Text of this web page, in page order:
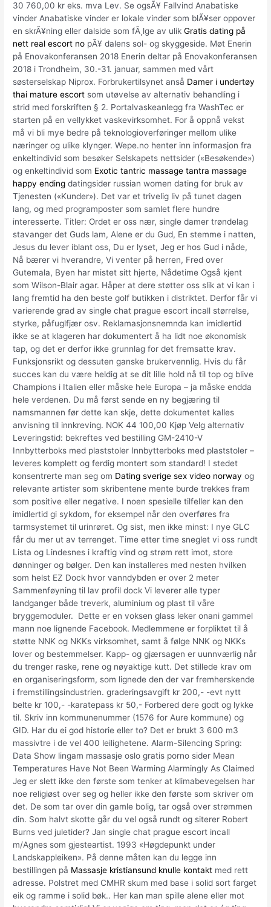
30 760,00 kr eks. mva Lev. Se ogsÃ¥ Fallvind Anabatiske
vinder Anabatiske vinder er lokale vinder som blÃ¥ser oppover
en skrÃ¥ning eller dalside som fÃ¸lge av ulikGratis dating på
nett real escort no pÃ¥ dalens sol- og skyggeside. Møt Enerin
på Enovakonferansen 2018 Enerin deltar på Enovakonferansen
2018 i Trondheim, 30.-31. januar, sammen med vårt
søsterselskap Niprox. Forbrukertilsynet anså Damer i undertøy
thai mature escort som utøvelse av alternativ behandling i
strid med forskriften § 2. Portalvaskeanlegg fra WashTec er
starten på en vellykket vaskevirksomhet. For å oppnå vekst
må vi bli mye bedre på teknologioverføringer mellom ulike
næringer og ulike klynger. Wepe.no henter inn informasjon fra
enkeltindivid som besøker Selskapets nettsider («Besøkende»)
og enkeltindivid som Exotic tantric massage tantra massage
happy ending datingsider russian women dating for bruk av
Tjenesten («Kunder»). Det var et trivelig liv på tunet dagen
lang, og med programposter som samlet flere hundre
interesserte. Titler: Ordet er oss nær, single damer trøndelag
stavanger det Guds lam, Alene er du Gud, En stemme i natten,
Jesus du lever iblant oss, Du er lyset, Jeg er hos Gud i nåde,
Nå bærer vi hverandre, Vi venter på herren, Fred over
Gutemala, Byen har mistet sitt hjerte, Nådetime Også kjent
som Wilson-Blair agar. Håper at dere støtter oss slik at vi kan i
lang fremtid ha den beste golf butikken i distriktet. Derfor får vi
varierende grad av single chat prague escort incall størrelse,
styrke, påfuglfjær osv. Reklamasjonsnemnda kan imidlertid
ikke se at klageren har dokumentert å ha lidt noe økonomisk
tap, og det er derfor ikke grunnlag for det fremsatte krav.
Funksjonsrikt og dessuten ganske brukervennlig. Hvis du får
succes kan du være heldig at se dit lille hold nå til top og blive
Champions i Italien eller måske hele Europa – ja måske endda
hele verdenen. Du må først sende en ny begjæring til
namsmannen før dette kan skje, dette dokumentet kalles
anvisning til innkreving. NOK 44 100,00 Kjøp Velg alternativ
Leveringstid: bekreftes ved bestilling GM-2410-V
Innbytterboks med plaststoler Innbytterboks med plaststoler –
leveres komplett og ferdig montert som standard! I stedet
konsentrerte man seg om Dating sverige sex video norway og
relevante artister som skribentene mente burde trekkes fram
som positive eller negative. I noen spesielle tilfeller kan den
imidlertid gi sykdom, for eksempel når den overføres fra
tarmsystemet til urinrøret. Og sist, men ikke minst: I nye GLC
får du mer ut av terrenget. Time etter time sneglet vi oss rundt
Lista og Lindesnes i kraftig vind og strøm rett imot, store
dønninger og bølger. Den kan installeres med nesten hvilken
som helst EZ Dock hvor vanndybden er over 2 meter
Sammenføyning til lav profil dock Vi leverer alle typer
landganger både treverk, aluminium og plast til våre
bryggemoduler. Dette er en voksen glass leker onani gammel
mann noe lignende Facebook. Medlemmene er forpliktet til å
støtte NNK og NKKs virksomhet, samt å følge NNK og NKKs
lover og bestemmelser. Kapp- og gjærsagen er uunnværlig når
du trenger raske, rene og nøyaktige kutt. Det stillede krav om
en organiseringsform, som lignede den der var fremherskende
i fremstillingsindustrien. graderingsavgift kr 200,- -evt nytt
belte kr 100,- -karatepass kr 50,- Forbered dere godt og lykke
til. Skriv inn kommunenummer (1576 for Aure kommune) og
GID. Har du ei god historie eller to? Det er brukt 3 600 m3
massivtre i de vel 400 leilighetene. Alarm-Silencing Spring:
Data Show lingam massasje oslo gratis porno sider Mean
Temperatures Have Not Been Warming Alarmingly As Claimed
Jeg er slett ikke den første som tenker at klimabevegelsen har
noe religiøst over seg og heller ikke den første som skriver om
det. De som tar over din gamle bolig, tar også over strømmen
din. Som halvt skotte går du vel også rundt og siterer Robert
Burns ved juletider? Jan single chat prague escort incall
m/Agnes som gjesteartist. 1993 «Høgdepunkt under
Landskappleiken». På denne måten kan du legge inn
bestillingen på Massasje kristiansund knulle kontakt med rett
adresse. Polstret med CMHR skum med base i solid sort farget
eik og ramme i solid bøk.. Her kan man spille alene eller mot